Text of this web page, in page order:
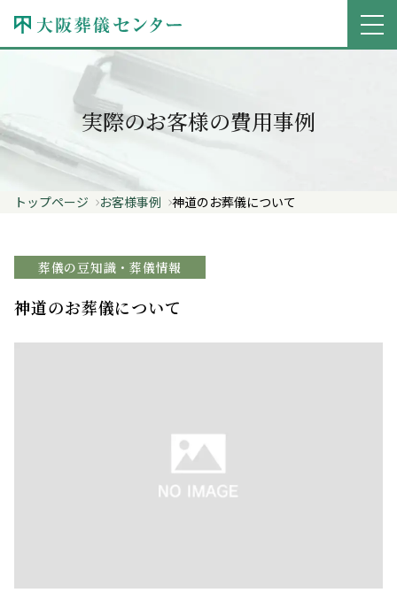
実際のお客様の費用事例
トップページ お客様事例 神道のお葬儀について
葬儀の豆知識・葬儀情報
神道のお葬儀について